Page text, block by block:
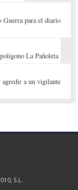
Guerra para el diario
La Pañoleta
agredir a un vigilante
S.L.